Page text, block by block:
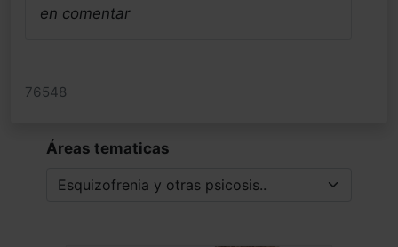
en comentar
76548
Áreas tematicas